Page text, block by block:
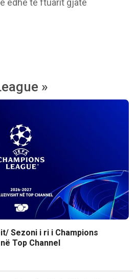
edhe të ftuarit gjatë
»
Sezoni i ri i Champions
Top Channel